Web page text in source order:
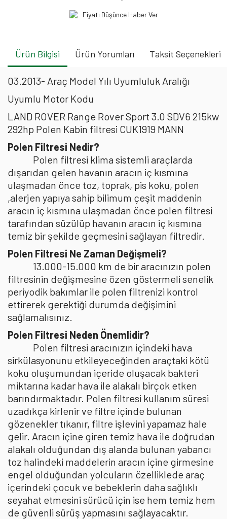
Fiyatı Düşünce Haber Ver
Ürün Bilgisi Ürün Yorumları Taksit Seçenekleri
03.2013- Araç Model Yılı Uyumluluk Aralığı
Uyumlu Motor Kodu
LAND ROVER Range Rover Sport 3.0 SDV6 215kw
292hp Polen Kabin filtresi CUK1919 MANN
Polen Filtresi Nedir?
Polen filtresi klima sistemli araçlarda
dışarıdan gelen havanın aracın iç kısmına
ulaşmadan önce toz, toprak, pis koku, polen
,alerjen yapıya sahip bilimum çeşit maddenin
aracın iç kısmına ulaşmadan önce polen filtresi
tarafından süzülüp havanın aracın iç kısmına
temiz bir şekilde geçmesini sağlayan filtredir.
Polen Filtresi Ne Zaman Değişmeli?
13.000-15.000 km de bir aracınızın polen
filtresinin değişmesine özen göstermeli senelik
periyodik bakımlar ile polen filtrenizi kontrol
ettirerek gerektiği durumda değişimini
sağlamalısınız.
Polen Filtresi Neden Önemlidir?
Polen filtresi aracınızın içindeki hava
sirkülasyonunu etkileyeceğinden araçtaki kötü
koku oluşumundan içeride oluşacak bakteri
miktarına kadar hava ile alakalı birçok etken
barındırmaktadır. Polen filtresi kullanım süresi
uzadıkça kirlenir ve filtre içinde bulunan
gözenekler tıkanır, filtre işlevini yapamaz hale
gelir. Aracın içine giren temiz hava ile doğrudan
alakalı olduğundan dış alanda bulunan yabancı
toz halindeki maddelerin aracın içine girmesine
engel olduğundan yolcuların özelliklede araç
içerindeki çocuk ve bebeklerin daha sağlıklı
seyahat etmesini sürücü için ise hem temiz hem
de güvenli sürüş yapmasını sağlayacaktır.